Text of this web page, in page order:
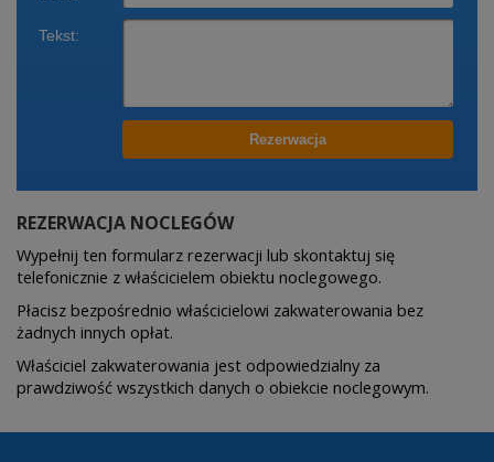
REZERWACJA NOCLEGÓW
Wypełnij ten formularz rezerwacji lub skontaktuj się
telefonicznie z właścicielem obiektu noclegowego.
Płacisz bezpośrednio właścicielowi zakwaterowania bez
żadnych innych opłat.
Właściciel zakwaterowania jest odpowiedzialny za
prawdziwość wszystkich danych o obiekcie noclegowym.